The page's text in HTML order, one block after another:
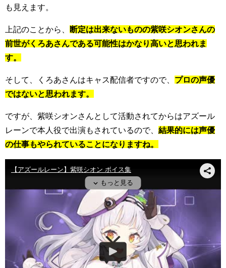
も見えます。
上記のことから、
断定は出来ないものの紫咲シオンさんの
前世がくろあさんである可能性はかなり高いと思われま
す。
そして、くろあさんはキャス配信者ですので、 プロの声優
ではないと思われます。
ですが、紫咲シオンさんとして活動されてからはアズール
レーンで本人役で出演もされているので、 結果的には声優
の仕事もやられていることになりますね。